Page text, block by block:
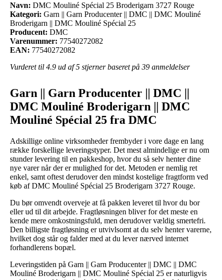
Navn: DMC Mouliné Spécial 25 Broderigarn 3727 Rouge
Kategori: Garn || Garn Producenter || DMC || DMC Mouliné
Broderigarn || DMC Mouliné Spécial 25
Producent: DMC
Varenummer: 77540272082
EAN: 77540272082
Vurderet til 4.9 ud af 5 stjerner baseret på 39 anmeldelser
Garn || Garn Producenter || DMC ||
DMC Mouliné Broderigarn || DMC
Mouliné Spécial 25 fra DMC
Adskillige online virksomheder frembyder i vore dage en lang
række forskellige leveringstyper. Det mest almindelige er nu om
stunder levering til en pakkeshop, hvor du så selv henter dine
nye varer når der er mulighed for det. Metoden er nemlig ret
enkel, samt oftest derudover den mindst kostelige fragtform ved
køb af DMC Mouliné Spécial 25 Broderigarn 3727 Rouge.
Du bør omvendt overveje at få pakken leveret til hvor du bor
eller ud til dit arbejde. Fragtløsningen bliver for det meste en
kende mere omkostningsfuld, men derudover vældig smertefri.
Den billigste fragtløsning er utvivlsomt at du selv henter varerne,
hvilket dog står og falder med at du lever nærved internet
forhandlerens bopæl.
Leveringstiden på Garn || Garn Producenter || DMC || DMC
Mouliné Broderigarn || DMC Mouliné Spécial 25 er naturligvis